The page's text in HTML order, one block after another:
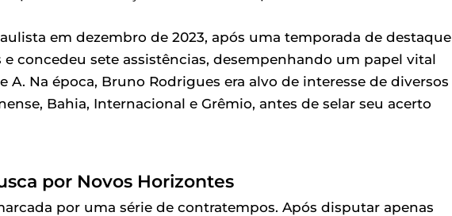
em dezembro de 2023, após uma temporada de destaque
e concedeu sete assistências, desempenhando um papel vital
A. Na época, Bruno Rodrigues era alvo de interesse de diversos
Bahia, Internacional e Grêmio, antes de selar seu acerto
por Novos Horizontes
por uma série de contratempos. Após disputar apenas